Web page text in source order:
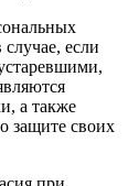
если
а также
защите своих